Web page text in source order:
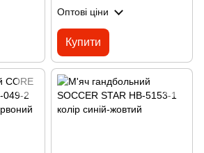
Оптові ціни
Купити